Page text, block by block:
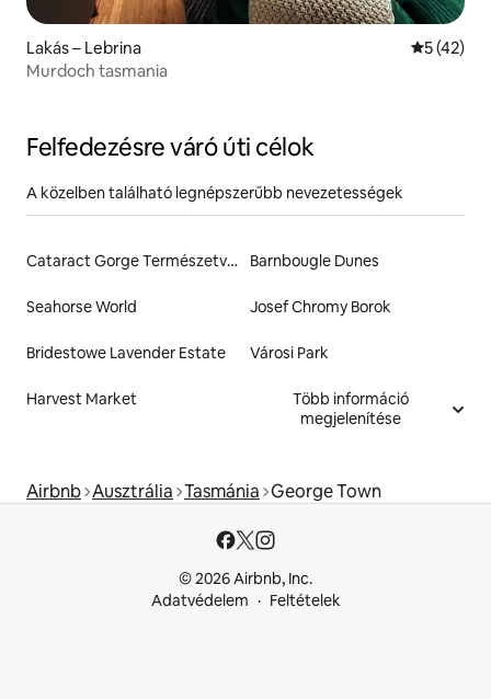
Lakás – Lebrina Átlagos
5 (42)
Murdoch tasmania
Felfedezésre váró úti célok
A közelben található legnépszerűbb nevezetességek
Cataract Gorge Természetvédelmi Terület Barnbougle Dunes
Seahorse World Josef Chromy Borok
Bridestowe Lavender Estate Városi Park
Harvest Market
Több információ
megjelenítése
Airbnb Ausztrália Tasmánia George Town
© 2026 Airbnb, Inc.
Adatvédelem
Feltételek